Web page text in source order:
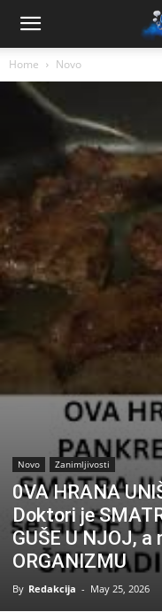
Home Novo
Novo Zanimljivosti
0VA HRANA
Doktori je
GUŠE U NJOJ, a
ORGANIZMU
By Redakcija - May 25, 2026